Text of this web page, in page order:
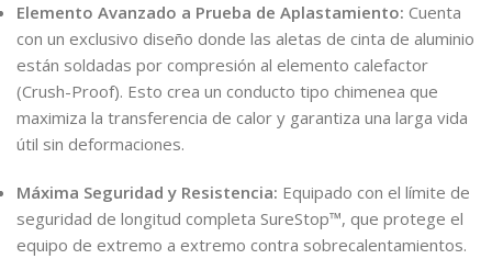
Elemento Avanzado a Prueba de Aplastamiento: Cuenta
con un exclusivo diseño donde las aletas de cinta de aluminio
están soldadas por compresión al elemento calefactor
(Crush-Proof). Esto crea un conducto tipo chimenea que
maximiza la transferencia de calor y garantiza una larga vida
útil sin deformaciones.
Máxima Seguridad y Resistencia: Equipado con el límite de
seguridad de longitud completa SureStop™, que protege el
equipo de extremo a extremo contra sobrecalentamientos.